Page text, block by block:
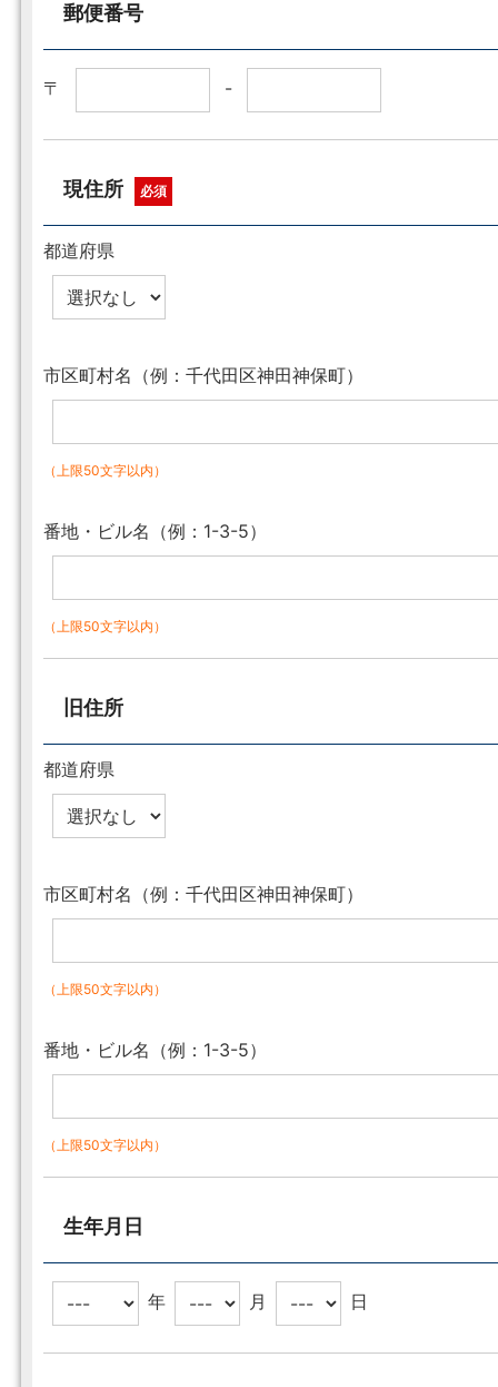
郵便番号
〒 -
現住所 必須
都道府県
市区町村名（例：千代田区神田神保町）
（上限50文字以内）
番地・ビル名（例：1-3-5）
（上限50文字以内）
旧住所
都道府県
市区町村名（例：千代田区神田神保町）
（上限50文字以内）
番地・ビル名（例：1-3-5）
（上限50文字以内）
生年月日
年 月 日